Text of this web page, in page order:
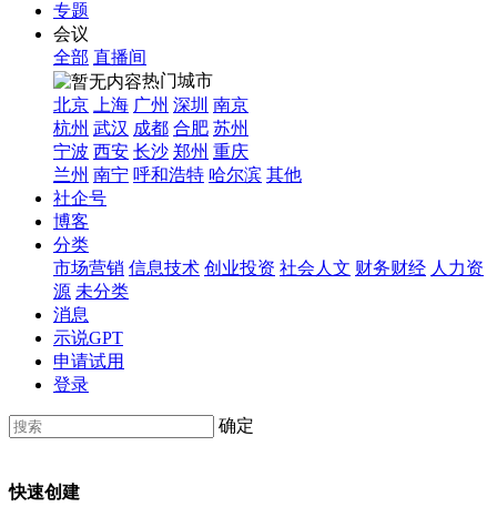
专题
会议
全部 直播间
热门城市
北京
上海 广州 深圳 南京
杭州 武汉 成都 合肥 苏州
宁波 西安 长沙 郑州 重庆
兰州 南宁 呼和浩特 哈尔滨 其他
社企号
博客
分类
市场营销 信息技术 创业投资 社会人文 财务财经 人力资
源 未分类
消息
示说GPT
申请试用
登录
确定
快速创建